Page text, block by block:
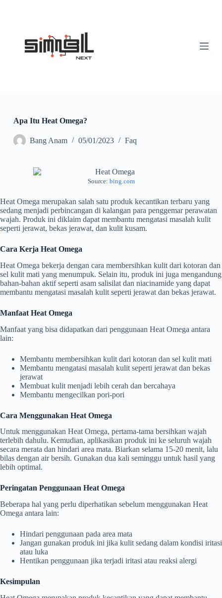
Apa Itu Heat Omega?
Bang Anam 05/01/2023 Faq
Source: bing.com
Heat Omega merupakan salah satu produk kecantikan terbaru yang
sedang menjadi perbincangan di kalangan para penggemar perawatan
wajah. Produk ini diklaim dapat membantu mengatasi masalah kulit
seperti jerawat, bekas jerawat, dan kulit kusam.
Cara Kerja Heat Omega
Heat Omega bekerja dengan cara membersihkan kulit dari kotoran dan
sel kulit mati yang menumpuk. Selain itu, produk ini juga mengandung
bahan-bahan aktif seperti asam salisilat dan niacinamide yang dapat
membantu mengatasi masalah kulit seperti jerawat dan bekas jerawat.
Manfaat Heat Omega
Manfaat yang bisa didapatkan dari penggunaan Heat Omega antara
lain:
Membantu membersihkan kulit dari kotoran dan sel kulit mati
Membantu mengatasi masalah kulit seperti jerawat dan bekas
jerawat
Membuat kulit menjadi lebih cerah dan bercahaya
Membantu mengecilkan pori-pori
Cara Menggunakan Heat Omega
Untuk menggunakan Heat Omega, pertama-tama bersihkan wajah
terlebih dahulu. Kemudian, aplikasikan produk ini ke seluruh wajah
secara merata dan hindari area mata. Biarkan selama 15-20 menit, lalu
bilas dengan air bersih. Gunakan dua kali seminggu untuk hasil yang
lebih optimal.
Peringatan Penggunaan Heat Omega
Beberapa hal yang perlu diperhatikan sebelum menggunakan Heat
Omega antara lain:
Hindari penggunaan pada area mata
Jangan gunakan produk ini jika kulit sedang dalam kondisi iritasi
atau luka
Hentikan penggunaan jika terjadi iritasi atau reaksi alergi
Kesimpulan